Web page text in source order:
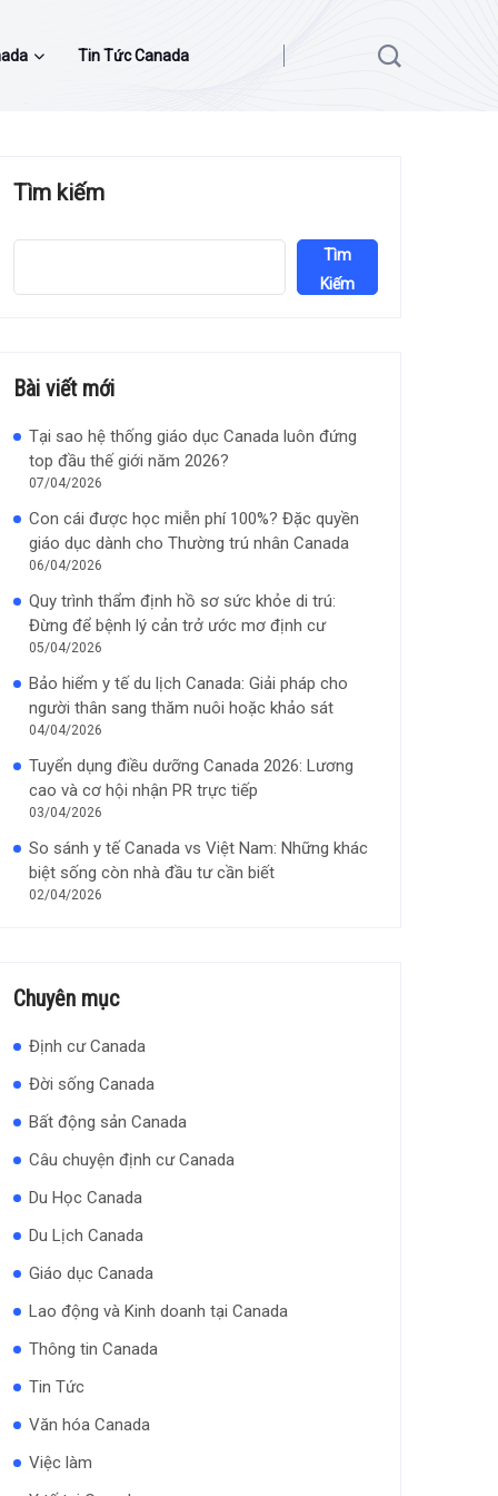
Tin Tức Canada
Tìm kiếm
Tìm
Kiếm
Bài viết mới
Tại sao hệ thống giáo dục Canada luôn đứng
top đầu thế giới năm 2026?
07/04/2026
Con cái được học miễn phí 100%? Đặc quyền
giáo dục dành cho Thường trú nhân Canada
06/04/2026
Quy trình thẩm định hồ sơ sức khỏe di trú:
Đừng để bệnh lý cản trở ước mơ định cư
05/04/2026
Bảo hiểm y tế du lịch Canada: Giải pháp cho
người thân sang thăm nuôi hoặc khảo sát
04/04/2026
Tuyển dụng điều dưỡng Canada 2026: Lương
cao và cơ hội nhận PR trực tiếp
03/04/2026
So sánh y tế Canada vs Việt Nam: Những khác
biệt sống còn nhà đầu tư cần biết
02/04/2026
Chuyên mục
Định cư Canada
Đời sống Canada
Bất động sản Canada
Câu chuyện định cư Canada
Du Học Canada
Du Lịch Canada
Giáo dục Canada
Lao động và Kinh doanh tại Canada
Thông tin Canada
Tin Tức
Văn hóa Canada
Việc làm